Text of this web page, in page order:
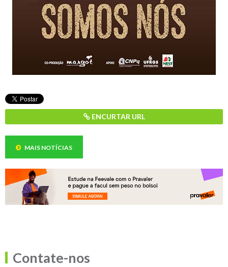
ENCURTAR URL
MAIS NOTÍCIAS
Contate-nos